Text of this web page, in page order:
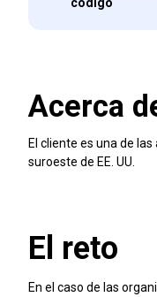
Acerca
El cliente es una de
suroeste de EE. UU.
El reto
En el caso de las